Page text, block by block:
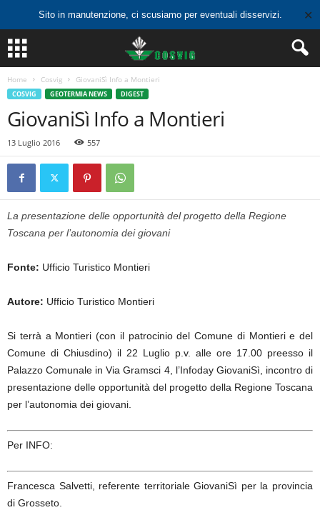
Sito in manutenzione, ci scusiamo per eventuali disservizi. ✕
Home Cosvig GiovaniSì Info a Montieri
COSVIG GEOTERMIA NEWS DIGEST
GiovaniSì Info a Montieri
13 Luglio 2016 557
La presentazione delle opportunità del progetto della Regione
Toscana per l’autonomia dei giovani
Fonte: Ufficio Turistico Montieri
Autore: Ufficio Turistico Montieri
Si terrà a Montieri (con il patrocinio del Comune di Montieri e del
Comune di Chiusdino) il 22 Luglio p.v. alle ore 17.00 preesso il
Palazzo Comunale in Via Gramsci 4, l’Infoday GiovaniSì, incontro di
presentazione delle opportunità del progetto della Regione Toscana
per l’autonomia dei giovani.
Per INFO:
Francesca Salvetti, referente territoriale GiovaniSì per la provincia
di Grosseto.